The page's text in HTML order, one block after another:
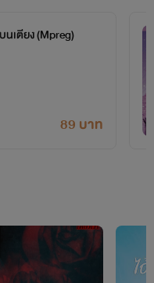
นเตียง (Mpreg)
89 บาท